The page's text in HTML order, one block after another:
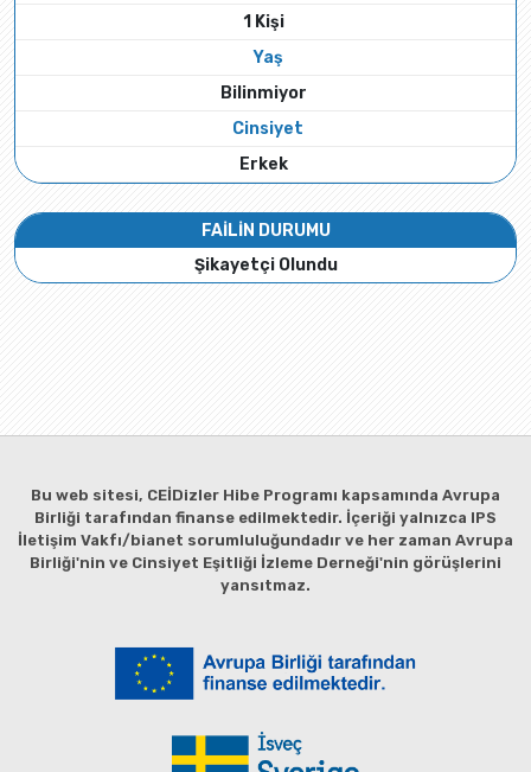
1 Kişi
Yaş
Bilinmiyor
Cinsiyet
Erkek
FAİLİN DURUMU
Şikayetçi Olundu
Bu web sitesi, CEİDizler Hibe Programı kapsamında Avrupa
Birliği tarafından finanse edilmektedir. İçeriği yalnızca IPS
İletişim Vakfı/bianet sorumluluğundadır ve her zaman Avrupa
Birliği'nin ve Cinsiyet Eşitliği İzleme Derneği'nin görüşlerini
yansıtmaz.